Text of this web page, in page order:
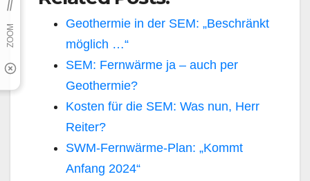
Geothermie in der SEM: „Beschränkt
möglich …“
SEM: Fernwärme ja – auch per
Geothermie?
Kosten für die SEM: Was nun, Herr
Reiter?
SWM-Fernwärme-Plan: „Kommt
Anfang 2024“